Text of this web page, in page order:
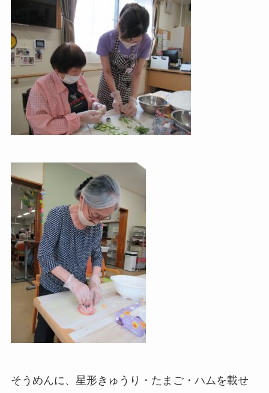
そうめんに、星形きゅうり・たまご・ハムを載せ